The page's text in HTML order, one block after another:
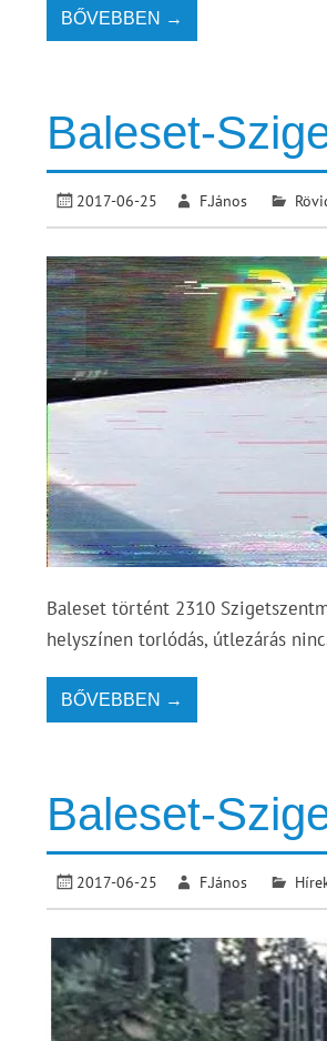
BŐVEBBEN →
Baleset-
2017-06-25 F.János
Baleset történt 2310
helyszínen torlódás, útlezárás
BŐVEBBEN →
Baleset-
2017-06-25 F.János